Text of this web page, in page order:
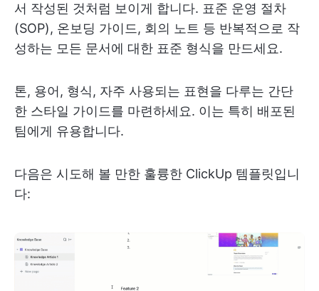
서 작성된 것처럼 보이게 합니다. 표준 운영 절차
(SOP), 온보딩 가이드, 회의 노트 등 반복적으로 작
성하는 모든 문서에 대한 표준 형식을 만드세요.
톤, 용어, 형식, 자주 사용되는 표현을 다루는 간단
한 스타일 가이드를 마련하세요. 이는 특히 배포된
팀에게 유용합니다.
다음은 시도해 볼 만한 훌륭한 ClickUp 템플릿입니
다: